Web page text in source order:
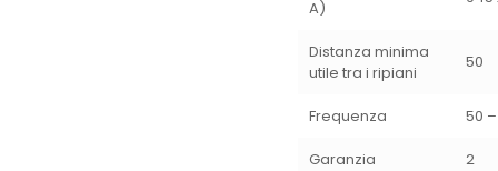
A)
Distanza minima
utile tra i ripiani
50
Frequenza 50
Garanzia 2